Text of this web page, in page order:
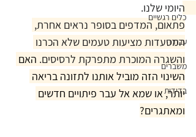
כלים רגשיים
עבודה
משברים
בדידות
היומי שלנו.
פתאום, המדפים בסופר נראים אחרת,
המסעדות מציעות טעמים שלא הכרנו
והשגרה המוכרת מתפרקת לרסיסים. האם
השינוי הזה מוביל אותנו לתזונה בריאה
יותר, או שמא אל עבר פיתויים חדשים
ומאתגרים?